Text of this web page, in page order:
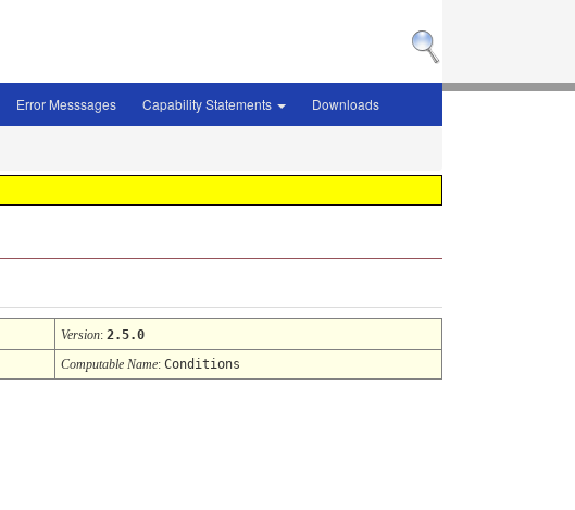
Error Messsages Capability Statements Downloads
Version: 2.5.0
Computable Name: Conditions